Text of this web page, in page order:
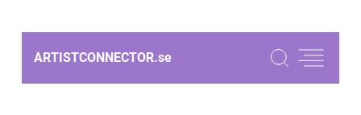
ARTISTCONNECTOR.se